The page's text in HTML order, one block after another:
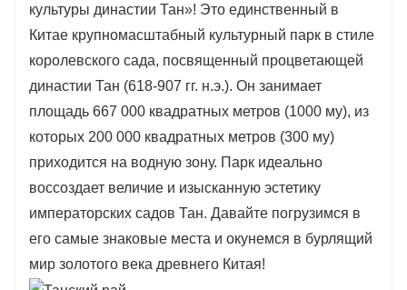
Основные достопримечательности зоны 5A:
величественная архитектура башни Цзыюнь,
музыкально-танцевальное шоу
«Возвращение в эпоху Тан» и прогулки по
озеру на лодках в стиле династии Тан.
Развлекитесь: посетите фестивали династии
Тан (Праздник фонарей, Праздник середины
осени), наденьте ханьфу для фотографий и
Ваше идеальное путешествие в Сиань
начинается здесь – создайте свой
культуры династии Тан»! Это единственный в
Китае крупномасштабный культурный парк в стиле
королевского сада, посвященный процветающей
династии Тан (618-907 гг. н.э.). Он занимает
площадь 667 000 квадратных метров (1000 му), из
которых 200 000 квадратных метров (300 му)
приходится на водную зону. Парк идеально
воссоздает величие и изысканную эстетику
императорских садов Тан. Давайте погрузимся в
его самые знаковые места и окунемся в бурлящий
мир золотого века древнего Китая!